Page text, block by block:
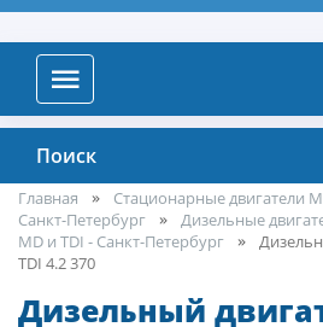
Поиск
Главная
Стационарные двигатели
Санкт-Петербург
Дизельные
MD и TDI - Санкт-Петербург
TDI 4.2 370
Дизельный